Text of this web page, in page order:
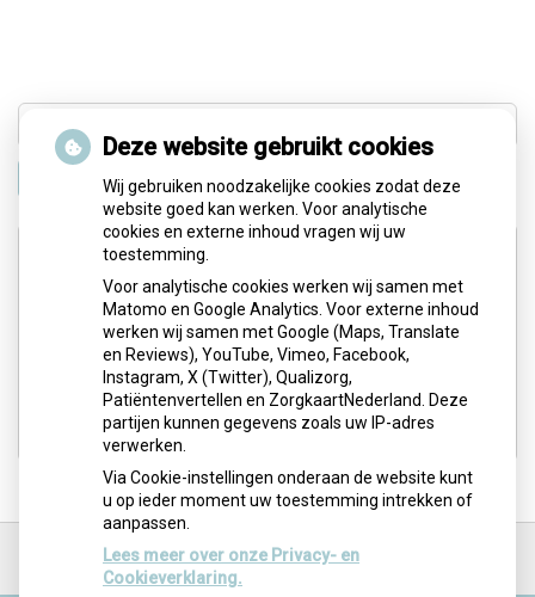
Zoeken
Adresgegevens
Concordiastraat 78a
6226 GE Maastricht
(043) 3628672
info@huidtherapiemaastricht.nl
Deze website gebruikt cookies
Wij gebruiken noodzakelijke cookies zodat deze
website goed kan werken. Voor analytische
cookies en externe inhoud vragen wij uw
toestemming.
Voor analytische cookies werken wij samen met
Matomo en Google Analytics. Voor externe inhoud
werken wij samen met Google (Maps, Translate
en Reviews), YouTube, Vimeo, Facebook,
Instagram, X (Twitter), Qualizorg,
Patiëntenvertellen en ZorgkaartNederland. Deze
partijen kunnen gegevens zoals uw IP-adres
verwerken.
Via Cookie-instellingen onderaan de website kunt
u op ieder moment uw toestemming intrekken of
aanpassen.
Lees meer over onze Privacy- en
Cookieverklaring.